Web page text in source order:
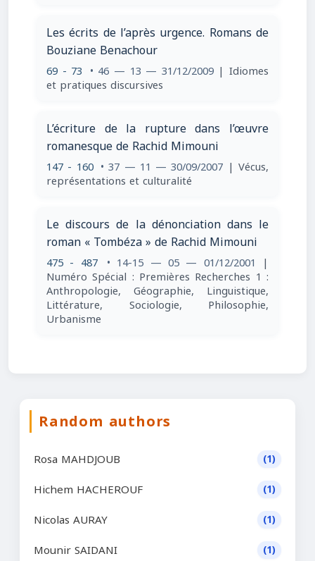
Les écrits de l’après urgence. Romans de
Bouziane Benachour
69 - 73 • 46 — 13 — 31/12/2009 | Idiomes
et pratiques discursives
L’écriture de la rupture dans l’œuvre
romanesque de Rachid Mimouni
147 - 160 • 37 — 11 — 30/09/2007 | Vécus,
représentations et culturalité
Le discours de la dénonciation dans le
roman « Tombéza » de Rachid Mimouni
475 - 487 • 14-15 — 05 — 01/12/2001 |
Numéro Spécial : Premières Recherches 1 :
Anthropologie, Géographie, Linguistique,
Littérature, Sociologie, Philosophie,
Urbanisme
Random authors
Rosa MAHDJOUB (1)
Hichem HACHEROUF (1)
Nicolas AURAY (1)
Mounir SAIDANI (1)